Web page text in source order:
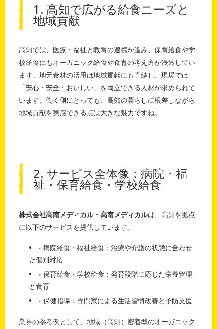
1. 高知で広がる給食ニーズと
地域貢献
高知では、医療・福祉と教育の連携が進み、保育給食や学
校給食にもオーガニック給食や食育の考え方が浸透してい
ます。地元食材の活用は地域貢献にも直結し、現場では
「安心・安全・おいしい」を両立できる人材が求められて
います。働く側にとっても、高知の暮らしに根差しながら
地域貢献を実感できる点は大きな魅力ですね。
2. サービス全体像：病院・福
祉・保育給食・学校給食
株式会社高南メディカル・高南メディカルは、高知を拠点
に以下のサービスを提供しています。
病院給食・福祉給食：治療や介護の状態に合わせ
た個別対応
保育給食・学校給食：発育段階に応じた栄養管理
と食育
保健指導：専門家による生活習慣改善と予防支援
業界の参考例として、地域（高知）密着型のオーガニック